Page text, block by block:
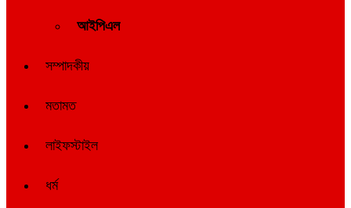
আইপিএল
সম্পাদকীয়
মতামত
লাইফস্টাইল
ধর্ম